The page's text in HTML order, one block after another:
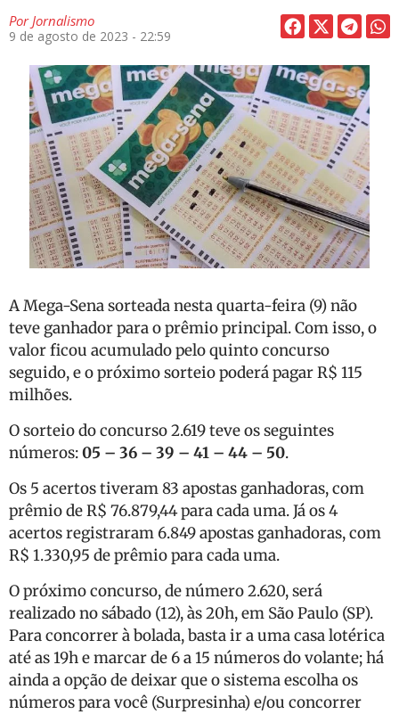
PorJornalismo
9 de agosto de 2023 - 22:59
A Mega-Sena sorteada nesta quarta-feira (9) não
teve ganhador para o prêmio principal. Com isso, o
valor ficou acumulado pelo quinto concurso
seguido, e o próximo sorteio poderá pagar R$ 115
milhões.
O sorteio do concurso 2.619 teve os seguintes
números:05 – 36 – 39 – 41 – 44 – 50.
Os 5 acertos tiveram 83 apostas ganhadoras, com
prêmio de R$ 76.879,44 para cada uma. Já os 4
acertos registraram 6.849 apostas ganhadoras, com
R$ 1.330,95 de prêmio para cada uma.
O próximo concurso, de número 2.620, será
realizado no sábado (12), às 20h, em São Paulo (SP).
Para concorrer à bolada, basta ir a uma casa lotérica
até as 19h e marcar de 6 a 15 números do volante; há
ainda a opção de deixar que o sistema escolha os
números para você (Surpresinha) e/ou concorrer